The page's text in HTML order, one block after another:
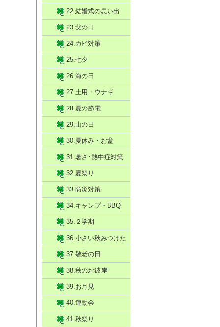
22.結婚式の思い出
23.父の日
24.カビ対策
25.七夕
26.海の日
27.土用・ウナギ
28.夏の節電
29.山の日
30.夏休み・お盆
31.暑さ･熱中症対策
32.夏祭り
33.防災対策
34.キャンプ・BBQ
35.２学期
36.小さい秋みつけた
37.敬老の日
38.秋のお彼岸
39.お月見
40.運動会
41.秋祭り